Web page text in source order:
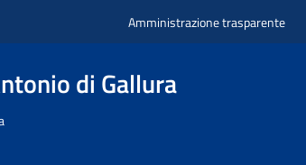
Amministrazione trasparente
di Gallura